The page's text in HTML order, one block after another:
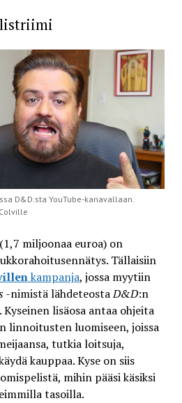
D&D:sta YouTube-kanavallaan.
miljoonaa euroa) on
Tällaisiin
kampanja, jossa myytiin
-nimistä lähdeteostaD&D:n
lisäosa antaa ohjeita
linnoitusten luomiseen, joissa
tutkia loitsuja,
kauppaa. Kyse on siis
mihin pääsi käsiksi
tasoilla.